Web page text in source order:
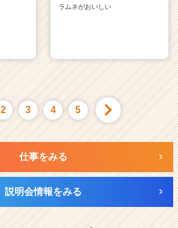
ラムネがおいしい
2 3 4 5
仕事をみる
説明会情報をみる